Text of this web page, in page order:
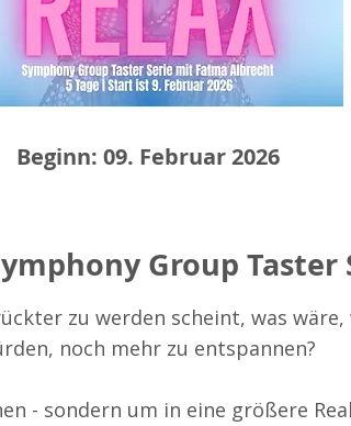
Beginn: 09. Februar 2026
Group Taster
zu werden scheint, was
noch mehr zu entspannen?
- sondern um in eine größere